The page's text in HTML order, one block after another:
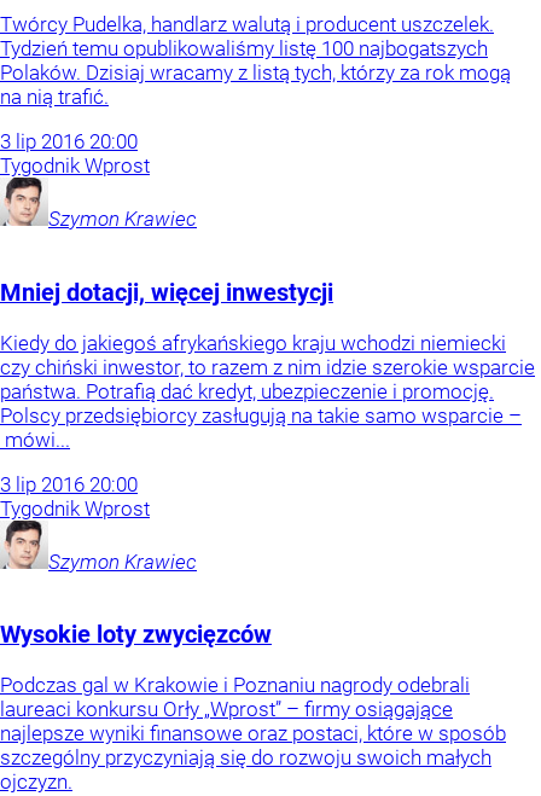
Twórcy Pudelka, handlarz walutą i producent uszczelek.
Tydzień temu opublikowaliśmy listę 100 najbogatszych
Polaków. Dzisiaj wracamy z listą tych, którzy za rok mogą
na nią trafić.
3 lip 2016 20:00
Tygodnik Wprost
Szymon Krawiec
Mniej dotacji, więcej inwestycji
Kiedy do jakiegoś afrykańskiego kraju wchodzi niemiecki
czy chiński inwestor, to razem z nim idzie szerokie wsparcie
państwa. Potrafią dać kredyt, ubezpieczenie i promocję.
Polscy przedsiębiorcy zasługują na takie samo wsparcie –
mówi...
3 lip 2016 20:00
Tygodnik Wprost
Szymon Krawiec
Wysokie loty zwycięzców
Podczas gal w Krakowie i Poznaniu nagrody odebrali
laureaci konkursu Orły „Wprost” – firmy osiągające
najlepsze wyniki finansowe oraz postaci, które w sposób
szczególny przyczyniają się do rozwoju swoich małych
ojczyzn.